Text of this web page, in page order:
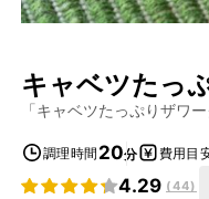
キャベツたっ
「キャベツたっぷりザワー
調理時間 20分 費用目
4.29 (44)